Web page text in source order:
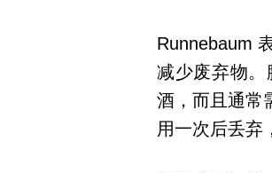
Runnebaum
减少废弃物
酒，而且通常
用一次后丢弃